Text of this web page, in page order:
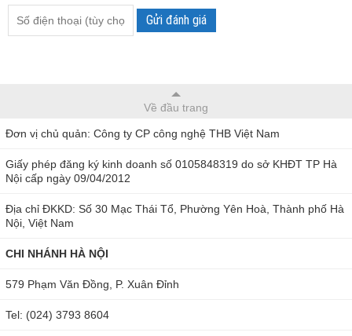
Gửi đánh giá
Về đầu trang
Đơn vị chủ quản: Công ty CP công nghệ THB Việt Nam
Giấy phép đăng ký kinh doanh số 0105848319 do sở KHĐT TP Hà
Nội cấp ngày 09/04/2012
Địa chỉ ĐKKD: Số 30 Mạc Thái Tổ, Phường Yên Hoà, Thành phố Hà
Nội, Việt Nam
CHI NHÁNH HÀ NỘI
579 Phạm Văn Đồng, P. Xuân Đỉnh
Tel: (024) 3793 8604